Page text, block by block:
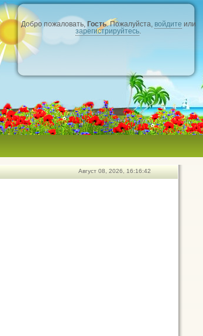
Добро пожаловать,Гость. Пожалуйста, войдите или
зарегистрируйтесь.
Август 08, 2026, 16:16:42